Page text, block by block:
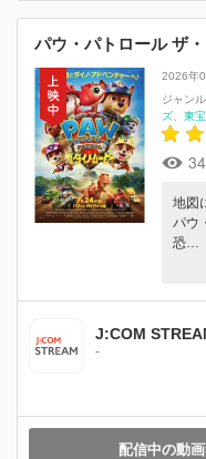
パウ・パトロール ザ
2026年
ジャンル
ズ
東宝
地図
パウ
恐…
J:COM
-
配信中の動